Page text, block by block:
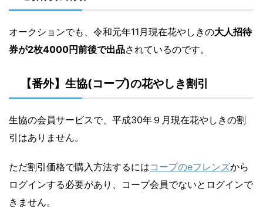
オークションでも、令和元年11月現在花やしきの大人招待
券が2枚4000円前後で出品されているのです。
【番外】生協(コープ)の花やしき割引
生協の会員サービスで、平成30年９月現在花やしきの割
引はありません。
ただ割引価格で購入方法するにはコープのeフレンズから
ログインする必要があり、コープ会員でないとログインで
きません。